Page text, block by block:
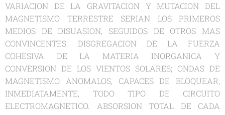
VARIACION DE LA GRAVITACION Y MUTACION DEL
MAGNETISMO TERRESTRE SERIAN LOS PRIMEROS
MEDIOS DE DISUASION, SEGUIDOS DE OTROS MAS
CONVINCENTES: DISGREGACION DE LA FUERZA
COHESIVA DE LA MATERIA INORGANICA Y
CONVERSION DE LOS VIENTOS SOLARES; ONDAS DE
MAGNETISMO ANOMALOS, CAPACES DE BLOQUEAR,
INMEDIATAMENTE, TODO TIPO DE CIRCUITO
ELECTROMAGNETICO. ABSORSION TOTAL DE CADA